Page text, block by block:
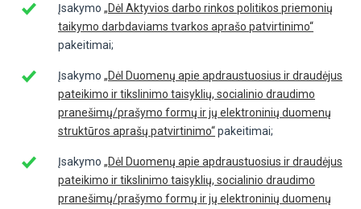
Įsakymo „Dėl Aktyvios darbo rinkos politikos priemonių
taikymo darbdaviams tvarkos aprašo patvirtinimo“
pakeitimai;
Įsakymo „Dėl Duomenų apie apdraustuosius ir draudėjus
pateikimo ir tikslinimo taisyklių, socialinio draudimo
pranešimų/prašymo formų ir jų elektroninių duomenų
struktūros aprašų patvirtinimo“pakeitimai;
Įsakymo „Dėl Duomenų apie apdraustuosius ir draudėjus
pateikimo ir tikslinimo taisyklių, socialinio draudimo
pranešimų/prašymo formų ir jų elektroninių duomenų